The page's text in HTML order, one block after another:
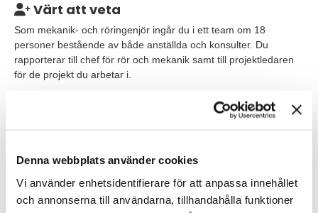
Denna webbplats använder cookies
Vi använder enhetsidentifierare för att anpassa innehållet
och annonserna till användarna, tillhandahålla funktioner
Värt att veta
Som mekanik- och röringenjör ingår du i ett team om 18
personer bestående av både anställda och konsulter. Du
rapporterar till chef för rör och mekanik samt till projektledaren
för de projekt du arbetar i.
Tjänsten är placerad i Stenungsund och uppdrag på andra siter,
både nationellt och internationellt, förekommer som en naturlig
Våra förväntningar